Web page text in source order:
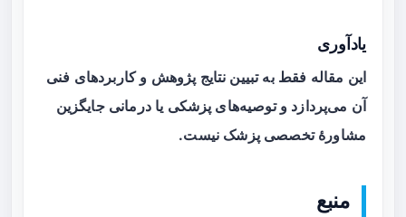
یادآوری
این مقاله فقط به تبیین نتایج پژوهش و کاربردهای فنی
آن می‌پردازد و توصیه‌های پزشکی یا درمانی جایگزین
مشاورهٔ تخصصی پزشک نیست.
منبع